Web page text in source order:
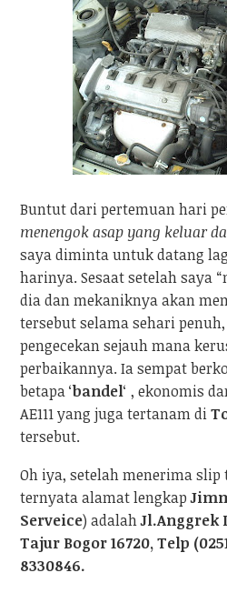
Buntut dari pertemuan hari
menengok asap yang keluar
saya diminta untuk datang
harinya. Sesaat setelah saya
dia dan mekaniknya akan
tersebut selama sehari
pengecekan sejauh mana
perbaikannya. Ia sempat
betapa ‘bandel‘ , ekonomis
AE111 yang juga tertanam di
tersebut.
Oh iya, setelah menerima
ternyata alamat lengkap
Serveice) adalahJl.Anggrek
Tajur Bogor 16720, Telp
8330846.